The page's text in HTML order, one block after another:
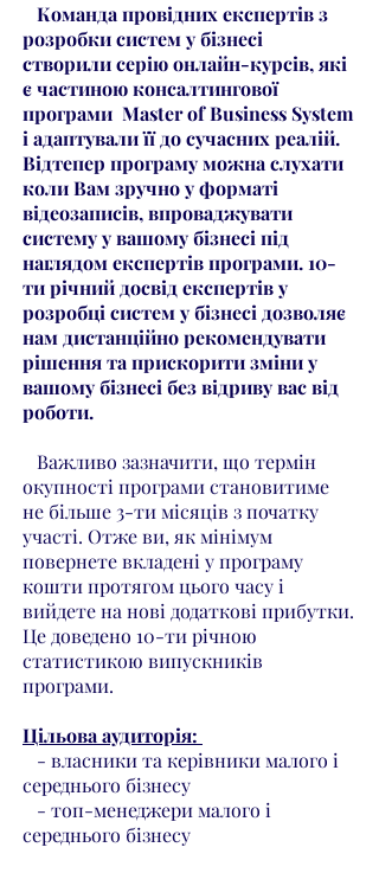
Команда провідних експертів з
розробки систем у бізнесі
створили серію онлайн-курсів, які
є частиною консалтингової
програми Master of Business System
і адаптували її до сучасних реалій.
Відтепер програму можна слухати
коли Вам зручно у форматі
відеозаписів, впроваджувати
систему у вашому бізнесі під
наглядом експертів програми. 10-
ти річний досвід експертів у
розробці систем у бізнесі дозволяє
нам дистанційно рекомендувати
рішення та прискорити зміни у
вашому бізнесі без відриву вас від
роботи.
Важливо зазначити, що термін
окупності програми становитиме
не більше 3-ти місяців з початку
участі. Отже ви, як мінімум
повернете вкладені у програму
кошти протягом цього часу і
вийдете на нові додаткові прибутки.
Це доведено 10-ти річною
статистикою випускників
програми.
Цільова аудиторія:
- власники та керівники малого і
середнього бізнесу
- топ-менеджери малого і
середнього бізнесу